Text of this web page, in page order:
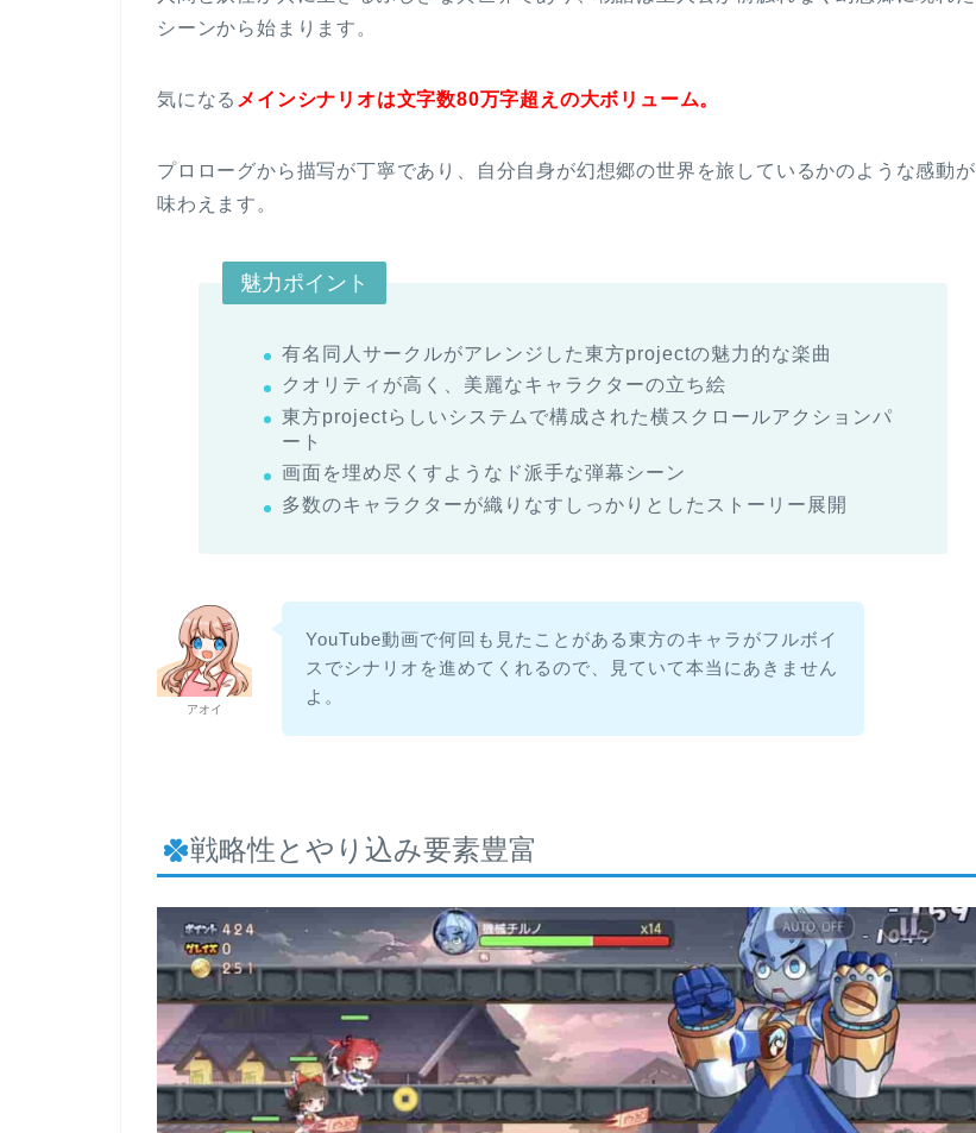
シーンから始まります。
気になる メインシナリオは文字数80万字超えの大ボリューム。
プロローグから描写が丁寧であり、自分自身が幻想郷の世界を旅しているかのような感動が
味わえます。
魅力ポイント
有名同人サークルがアレンジした東方projectの魅力的な楽曲
クオリティが高く、美麗なキャラクターの立ち絵
東方projectらしいシステムで構成された横スクロールアクションパ
ート
画面を埋め尽くすようなド派手な弾幕シーン
多数のキャラクターが織りなすしっかりとしたストーリー展開
アオイ
YouTube動画で何回も見たことがある東方のキャラがフルボイ
スでシナリオを進めてくれるので、見ていて本当にあきません
よ。
戦略性とやり込み要素豊富